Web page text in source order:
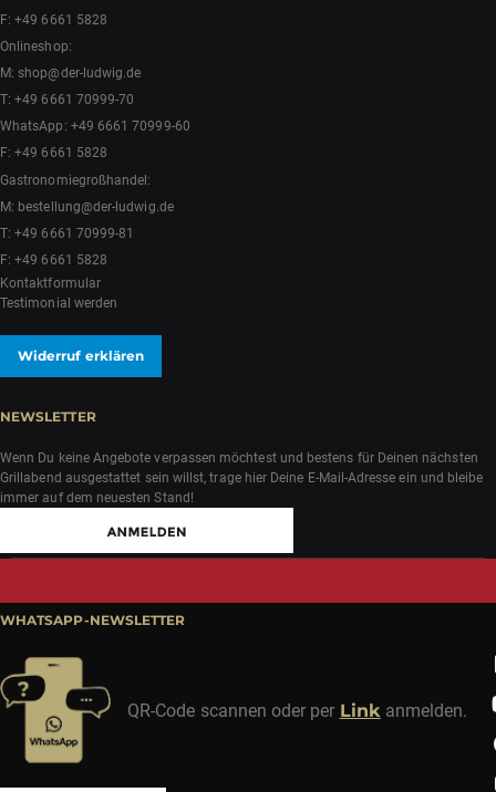
F: +49 6661 5828
Onlineshop:
M:shop@der-ludwig.de
T:+49 6661 70999-70
WhatsApp: +49 6661 70999-60
F: +49 6661 5828
Gastronomiegroßhandel:
M: bestellung@der-ludwig.de
T:+49 6661 70999-81
F: +49 6661 5828
Kontaktformular
Testimonial werden
Widerruf erklären
NEWSLETTER
Wenn Du keine Angebote verpassen möchtest und bestens für Deinen nächsten
Grillabend ausgestattet sein willst, trage hier Deine E-Mail-Adresse ein und bleibe
immer auf dem neuesten Stand!
WHATSAPP-NEWSLETTER
QR-Code scannen oder per Linkanmelden.